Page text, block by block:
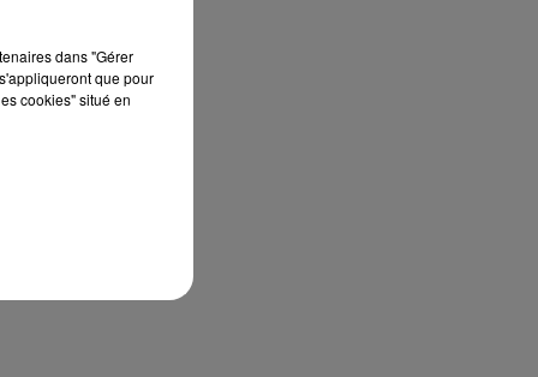
dans "Gérer
que pour
cookies" situé en